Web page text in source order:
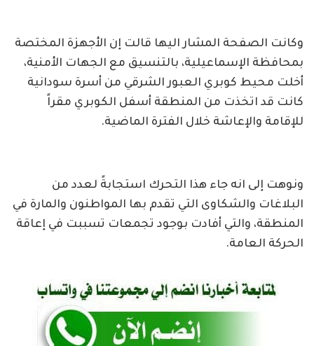
وكانت الصفحة المشار اليها قالت إن الأجهزة المختصة
بمحافظة الإسماعيلية، بالتنسيق مع الجهات الأمنية،
أخلت محيط كوبري العبور الشرقي من أسرة سودانية
كانت قد اتخذت من المنطقة أسفل الكوبري مقراً
للإقامة والإعاشة خلال الفترة الماضية.
ونوهت إلى انه ​جاء هذا التحرك استجابةً لعدد من
البلاغات والشكاوى التي تقدم بها المواطنون والمارة في
المنطقة، والتي أفادت بوجود تجمعات تسببت في إعاقة
الحركة العامة.